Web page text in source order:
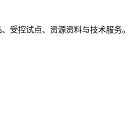
受控试点、资源资料与技术服务。